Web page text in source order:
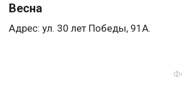
Весна
Адрес: ул. 30 лет Победы, 91А.